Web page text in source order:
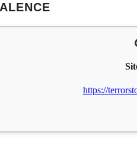
https://